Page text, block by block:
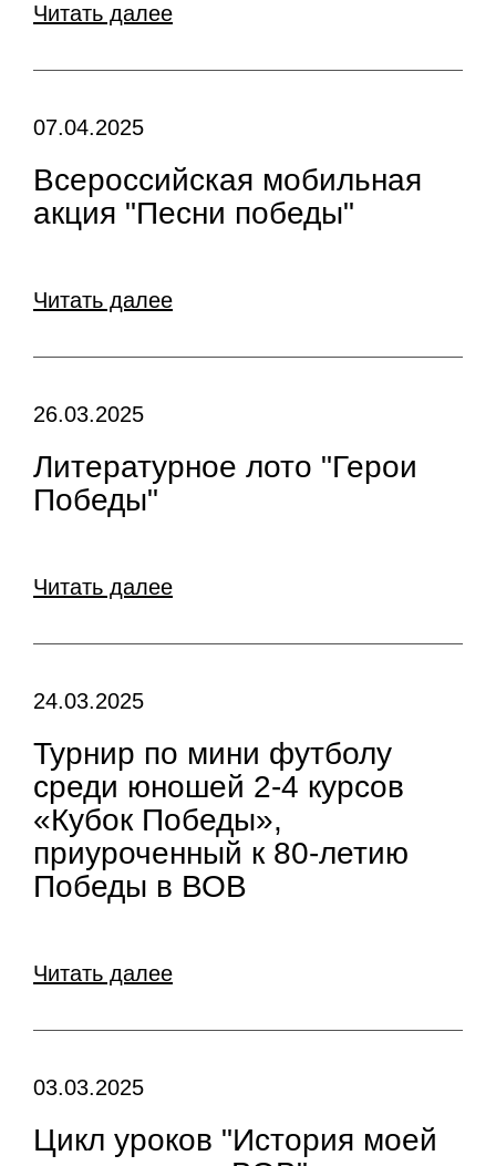
Читать далее
07.04.2025
Всероссийская мобильная
акция "Песни победы"
Читать далее
26.03.2025
Литературное лото "Герои
Победы"
Читать далее
24.03.2025
Турнир по мини футболу
среди юношей 2-4 курсов
«Кубок Победы»,
приуроченный к 80-летию
Победы в ВОВ
Читать далее
03.03.2025
Цикл уроков "История моей